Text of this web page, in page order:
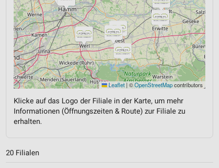
Leaflet | ©OpenStreetMapcontributors
Klicke auf das Logo der Filiale in der Karte, um mehr
Informationen (Öffnungszeiten & Route) zur Filiale zu
erhalten.
20 Filialen